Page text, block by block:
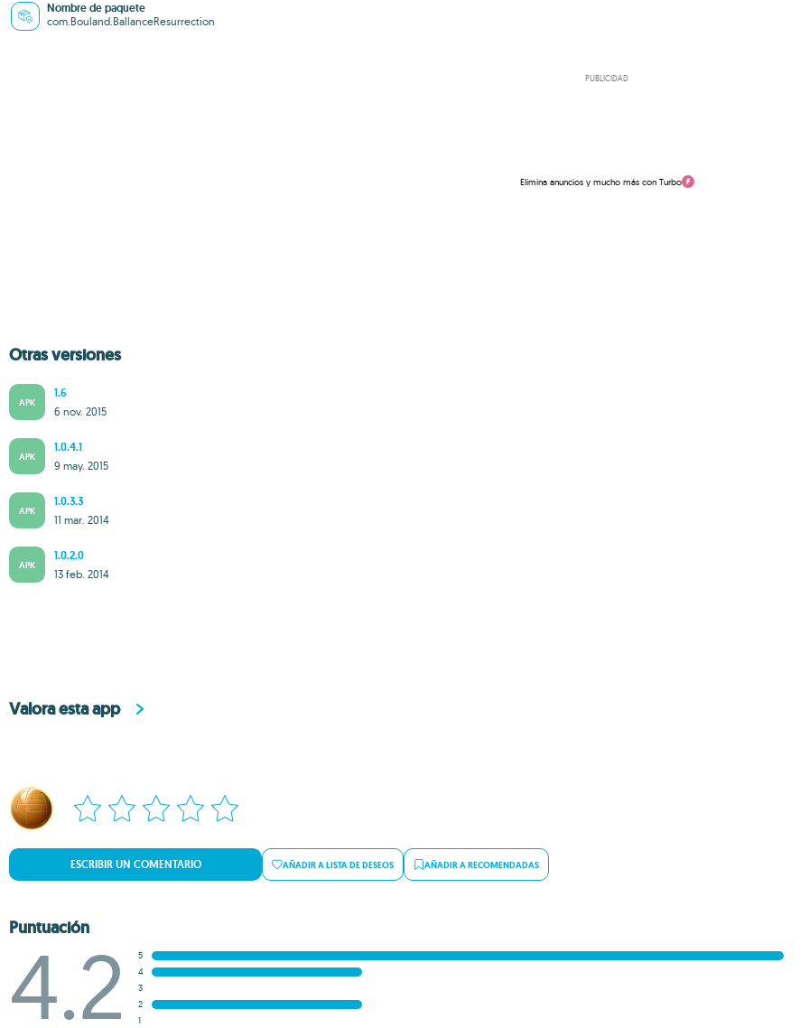
Nombre de paquete
com.Bouland.BallanceResurrection
PUBLICIDAD
Elimina anuncios y mucho más con Turbo
Otras versiones
APK
1.6
6 nov. 2015
APK
1.0.4.1
9 may. 2015
APK
1.0.3.3
11 mar. 2014
APK
1.0.2.0
13 feb. 2014
Valora esta app
ESCRIBIR UN COMENTARIO AÑADIR A LISTA DE DESEOS AÑADIR A RECOMENDADAS
Puntuación
4.2
5
4
3
2
1